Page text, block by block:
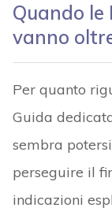
Quando le
vanno
Per quanto
Guida
sembra
perseguire il
indicazioni